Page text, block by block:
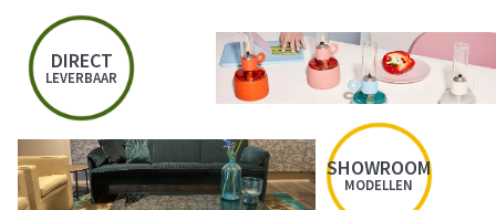
DIRECT
LEVERBAAR
SHOWROOM
MODELLEN